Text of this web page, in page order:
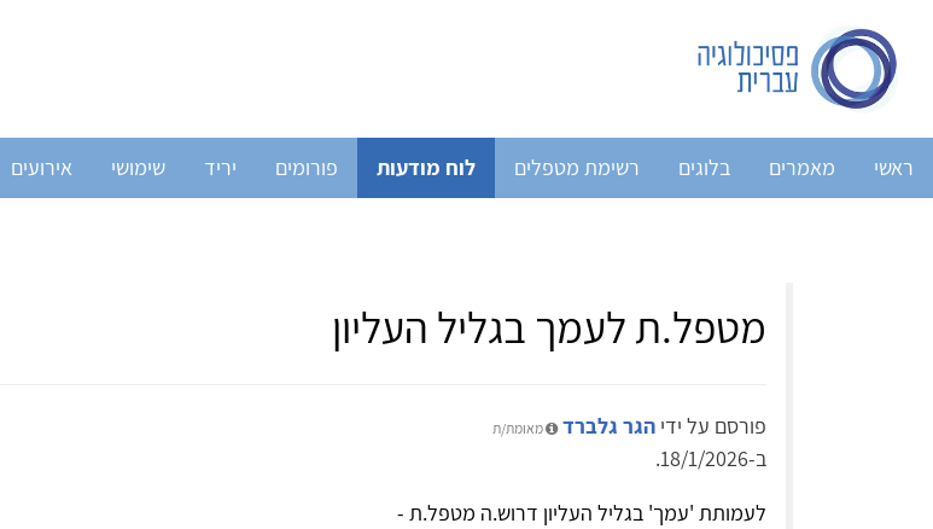
ראשי מאמרים בלוגים רשימת מטפלים לוח מודעות פורומים יריד שימושי אירועים
מטפל.ת לעמך בגליל העליון
פורסם על ידי הגר גלברד מאומת/ת
ב-18/1/2026.
לעמותת 'עמך' בגליל העליון דרוש.ה מטפל.ת -